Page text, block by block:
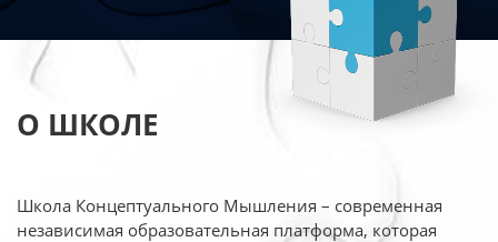
О ШКОЛЕ
Школа Концептуального Мышления – современная
независимая образовательная платформа, которая